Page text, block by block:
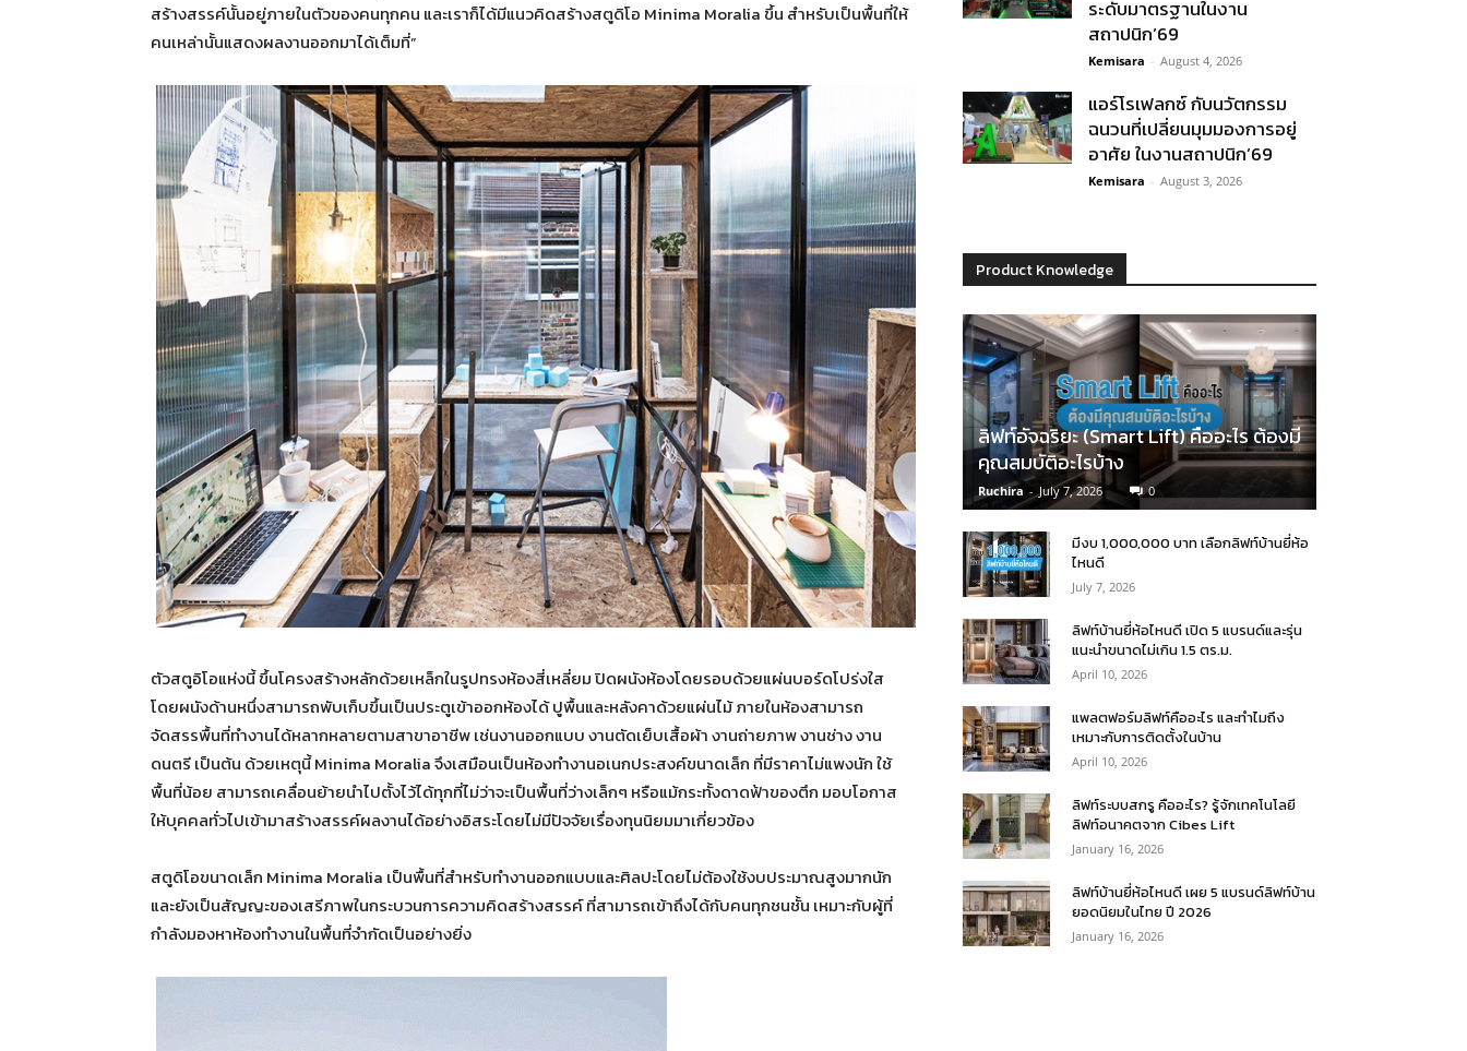
สร้างสรรค์นั้นอยู่ภายในตัวของคนทุกคน และเราก็ได้มีแนวคิดสร้างสตูดิโอ Minima Moralia ขึ้น สำหรับเป็นพื้นที่ให้
คนเหล่านั้นแสดงผลงานออกมาได้เต็มที่”
ตัวสตูอิโอแห่งนี้ ขึ้นโครงสร้างหลักด้วยเหล็กในรูปทรงห้องสี่เหลี่ยม ปิดผนังห้องโดยรอบด้วยแผ่นบอร์ดโปร่งใส
โดยผนังด้านหนึ่งสามารถพับเก็บขึ้นเป็นประตูเข้าออกห้องได้ ปูพื้นและหลังคาด้วยแผ่นไม้ ภายในห้องสามารถ
จัดสรรพื้นที่ทำงานได้หลากหลายตามสาขาอาชีพ เช่นงานออกแบบ งานตัดเย็บเสื้อผ้า งานถ่ายภาพ งานช่าง งาน
ดนตรี เป็นต้น ด้วยเหตุนี้ Minima Moralia จึงเสมือนเป็นห้องทำงานอเนกประสงค์ขนาดเล็ก ที่มีราคาไม่แพงนัก ใช้
พื้นที่น้อย สามารถเคลื่อนย้ายนำไปตั้งไว้ได้ทุกที่ไม่ว่าจะเป็นพื้นที่ว่างเล็กๆ หรือแม้กระทั้งดาดฟ้าของตึก มอบโอกาส
ให้บุคคลทั่วไปเข้ามาสร้างสรรค์ผลงานได้อย่างอิสระโดยไม่มีปัจจัยเรื่องทุนนิยมมาเกี่ยวข้อง
สตูดิโอขนาดเล็ก Minima Moralia เป็นพื้นที่สำหรับทำงานออกแบบและศิลปะโดยไม่ต้องใช้งบประมาณสูงมากนัก
และยังเป็นสัญญะของเสรีภาพในกระบวนการความคิดสร้างสรรค์ ที่สามารถเข้าถึงได้กับคนทุกชนชั้น เหมาะกับผู้ที่
กำลังมองหาห้องทำงานในพื้นที่จำกัดเป็นอย่างยิ่ง
ระดับมาตรฐานในงาน
สถาปนิก’69
Kemisara - August 4, 2026
แอร์โรเฟลกซ์ กับนวัตกรรม
ฉนวนที่เปลี่ยนมุมมองการอยู่
อาศัย ในงานสถาปนิก’69
Kemisara - August 3, 2026
Product Knowledge
ลิฟท์อัจฉริยะ (Smart Lift) คืออะไร ต้องมี
คุณสมบัติอะไรบ้าง
Ruchira - July 7, 2026 0
มีงบ 1,000,000 บาท เลือกลิฟท์บ้านยี่ห้อ
ไหนดี
July 7, 2026
ลิฟท์บ้านยี่ห้อไหนดี เปิด 5 แบรนด์และรุ่น
แนะนำขนาดไม่เกิน 1.5 ตร.ม.
April 10, 2026
แพลตฟอร์มลิฟท์คืออะไร และทำไมถึง
เหมาะกับการติดตั้งในบ้าน
April 10, 2026
ลิฟท์ระบบสกรู คืออะไร? รู้จักเทคโนโลยี
ลิฟท์อนาคตจาก Cibes Lift
January 16, 2026
ลิฟท์บ้านยี่ห้อไหนดี เผย 5 แบรนด์ลิฟท์บ้าน
ยอดนิยมในไทย ปี 2026
January 16, 2026